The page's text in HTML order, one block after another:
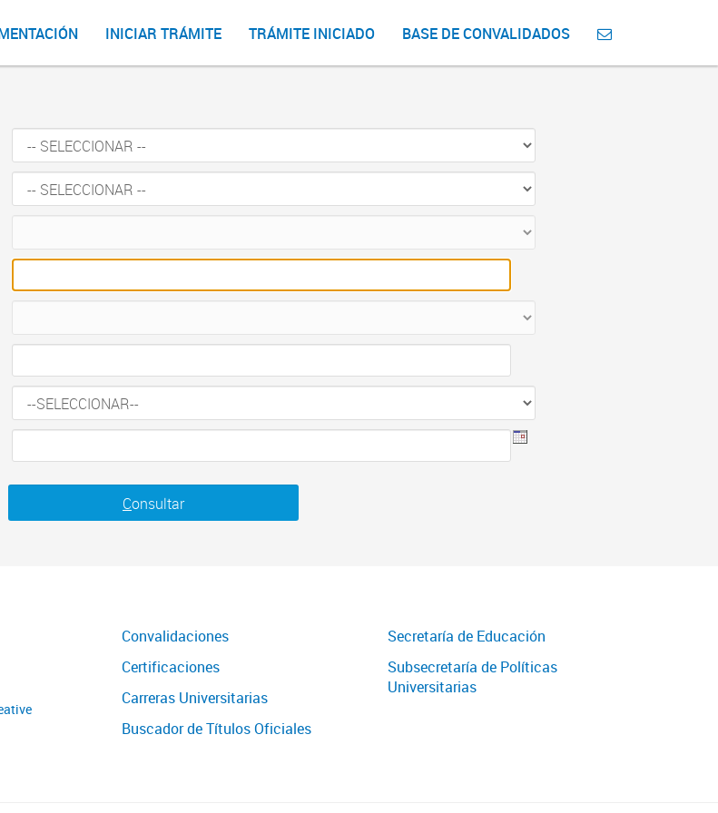
INICIAR TRÁMITE TRÁMITE INICIADO BASE DE CONVALIDADOS
Consultar
Convalidaciones
Certificaciones
Carreras Universitarias
Buscador de Títulos Oficiales
Secretaría de Educación
Subsecretaría de Políticas
Universitarias